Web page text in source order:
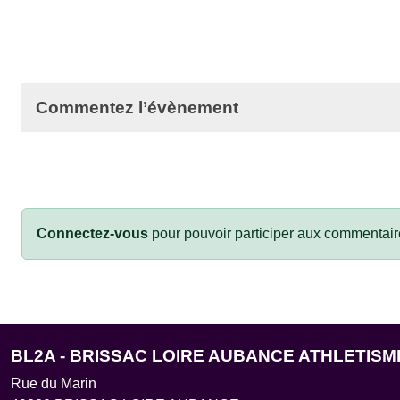
Commentez l’évènement
Connectez-vous pour pouvoir participer aux
BL2A - BRISSAC LOIRE AUBANCE
Rue du Marin